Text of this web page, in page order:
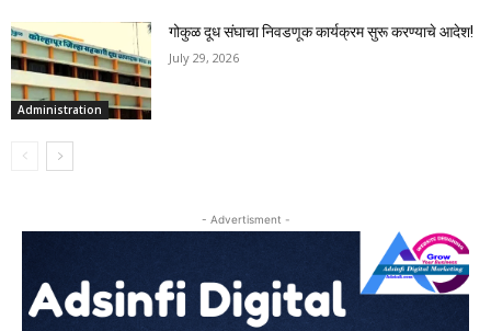
Administration
गोकुळ दूध संघाचा निवडणूक कार्यक्रम सुरू करण्याचे आदेश!
July 29, 2026
- Advertisment -